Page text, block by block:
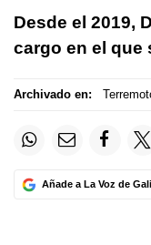
Desde el 2019,
cargo en el que
Archivado en:
Añade a La Voz de